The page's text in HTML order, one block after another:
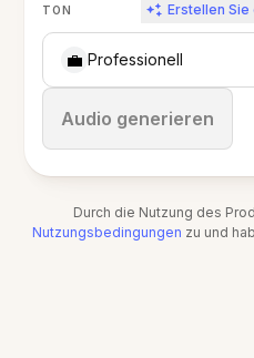
TON Erstellen
💼 Professionell
Audio generieren
Stoppen
Durch die Nutzung des
Nutzungsbedingungen zu und